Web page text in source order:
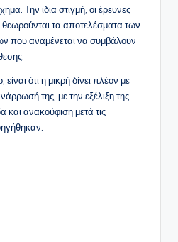
Την ίδια στιγμή, οι έρευνες
θεωρούνται τα αποτελέσματα των
που αναμένεται να συμβάλουν
ότι η μικρή δίνει πλέον με
της, με την εξέλιξη της
και ανακούφιση μετά τις